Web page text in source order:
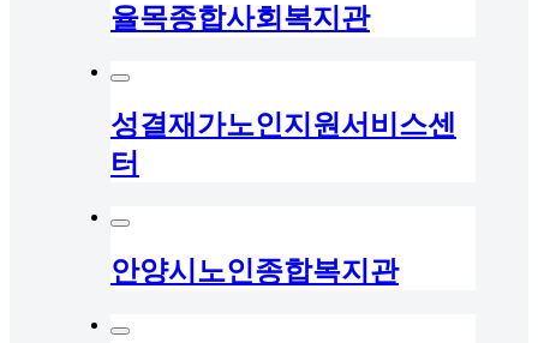
율목종합사회복지관
성결재가노인지원서비스센
터
안양시노인종합복지관